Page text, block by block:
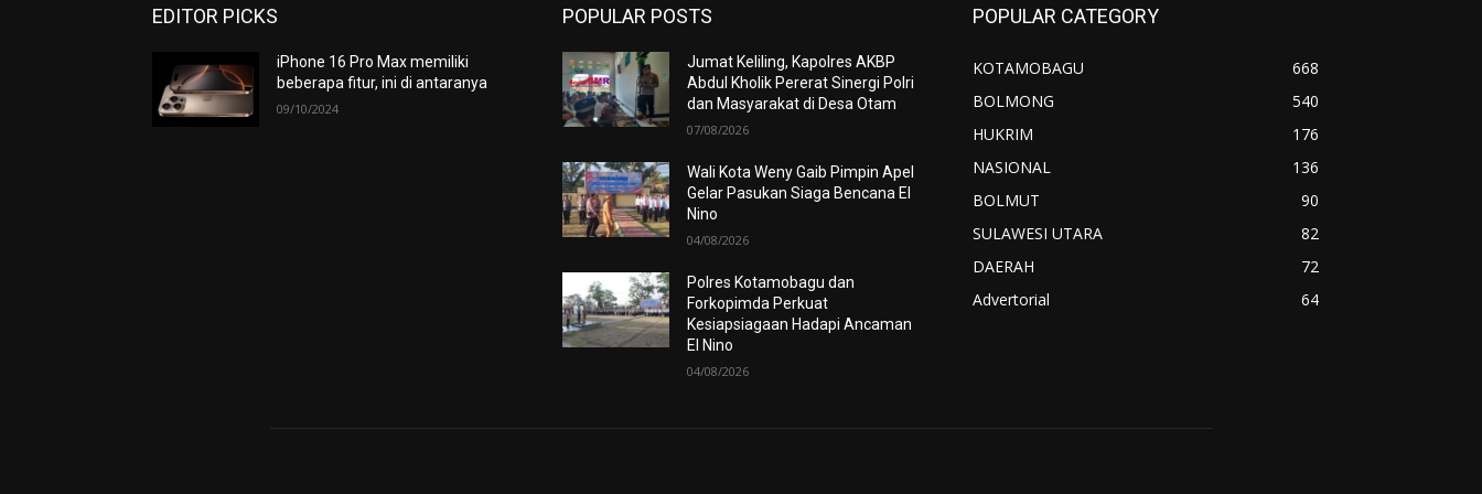
EDITOR PICKS
iPhone 16 Pro Max memiliki
beberapa fitur, ini di antaranya
09/10/2024
POPULAR POSTS
Jumat Keliling, Kapolres AKBP
Abdul Kholik Pererat Sinergi Polri
dan Masyarakat di Desa Otam
07/08/2026
Wali Kota Weny Gaib Pimpin Apel
Gelar Pasukan Siaga Bencana El
Nino
04/08/2026
Polres Kotamobagu dan
Forkopimda Perkuat
Kesiapsiagaan Hadapi Ancaman
El Nino
04/08/2026
POPULAR CATEGORY
KOTAMOBAGU
668
BOLMONG
540
HUKRIM
176
NASIONAL
136
BOLMUT
90
SULAWESI UTARA
82
DAERAH
72
Advertorial
64